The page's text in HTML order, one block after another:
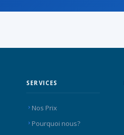
SERVICES
Nos Prix
Pourquoi nous?